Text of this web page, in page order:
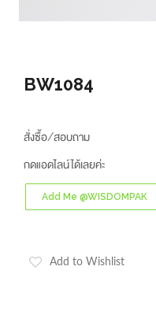
BW1084
สั่งซื้อ/สอบถาม
กดแอดไลน์ได้เลยค่ะ
Add Me @WISDOMPAK
Add to Wishlist